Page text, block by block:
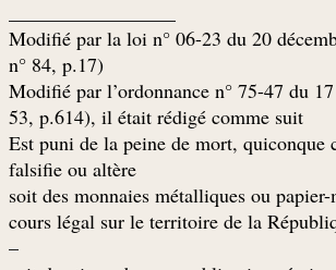
(1) Modifié par la loi n° 06-23 du 20
n° 84, p.17)
: Modifié par l’ordonnance n° 75-47 du
53, p.614), il était rédigé comme suit
: Est puni de la peine de mort, quiconque
falsifie ou altère
1- soit des monnaies métalliques ou
cours légal sur le territoire de la
–